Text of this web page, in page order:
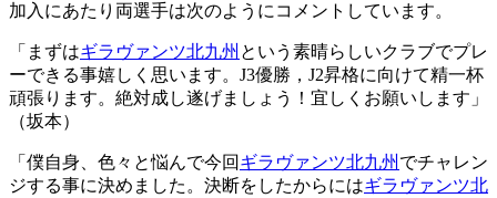
加入にあたり両選手は次のようにコメントしています。
「まずはギラヴァンツ北九州 という素晴らしいクラブでプレ
ーできる事嬉しく思います。J3優勝，J2昇格に向けて精一杯
頑張ります。絶対成し遂げましょう！宜しくお願いします」
（坂本）
「僕自身、色々と悩んで今回 ギラヴァンツ北九州 でチャレン
ジする事に決めました。決断をしたからにはギラヴァンツ北